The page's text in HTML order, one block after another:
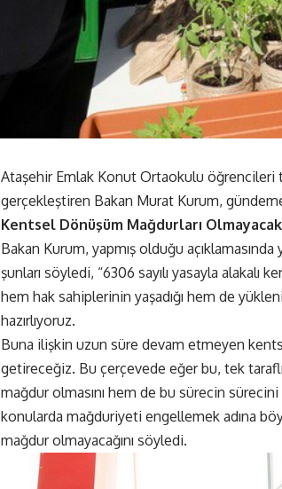
Ataşehir Emlak Konut Ortaokulu öğrencileri
gerçekleştiren Bakan Murat Kurum,
Kentsel Dönüşüm Mağdurları
Bakan Kurum, yapmış olduğu
şunları söyledi, “6306 sayılı yasayla alakalı
hem hak sahiplerinin yaşadığı hem de
hazırlıyoruz.
Buna ilişkin uzun süre devam etmeyen
getireceğiz. Bu çerçevede eğer bu, tek
mağdur olmasını hem de bu sürecin
konularda mağduriyeti engellemek adına
mağdur olmayacağını söyledi.